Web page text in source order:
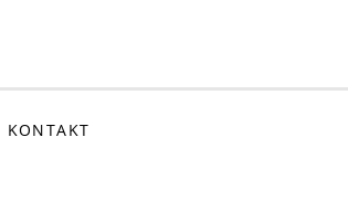
KONTAKT